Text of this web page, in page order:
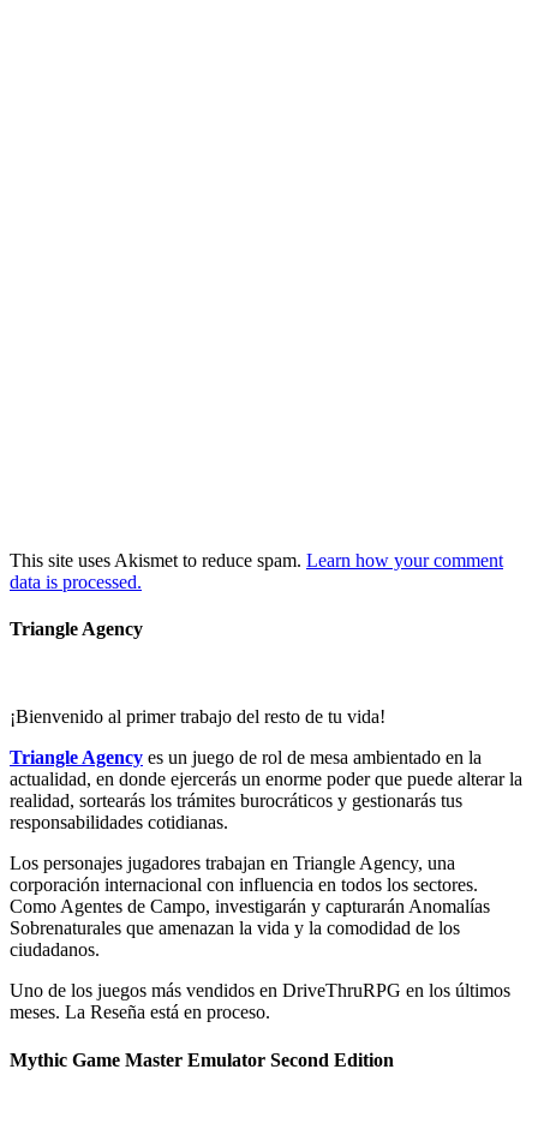
This site uses Akismet to reduce spam. Learn how your comment
data is processed.
Triangle Agency
¡Bienvenido al primer trabajo del resto de tu vida!
Triangle Agency es un juego de rol de mesa ambientado en la
actualidad, en donde ejercerás un enorme poder que puede alterar la
realidad, sortearás los trámites burocráticos y gestionarás tus
responsabilidades cotidianas.
Los personajes jugadores trabajan en Triangle Agency, una
corporación internacional con influencia en todos los sectores.
Como Agentes de Campo, investigarán y capturarán Anomalías
Sobrenaturales que amenazan la vida y la comodidad de los
ciudadanos.
Uno de los juegos más vendidos en DriveThruRPG en los últimos
meses. La Reseña está en proceso.
Mythic Game Master Emulator Second Edition